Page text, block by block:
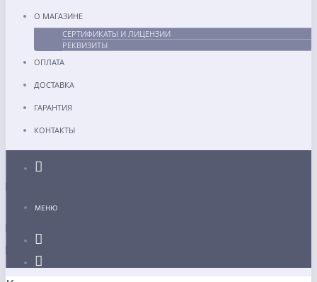
О МАГАЗИНЕ
СЕРТИФИКАТЫ И ЛИЦЕНЗИИ
РЕКВИЗИТЫ
ОПЛАТА
ДОСТАВКА
ГАРАНТИЯ
КОНТАКТЫ
МЕНЮ